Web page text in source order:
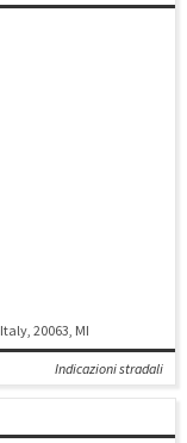
20063, MI
Indicazioni stradali